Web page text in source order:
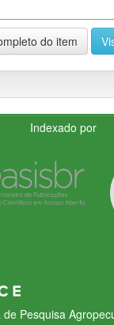
do item
Indexado por
Pesquisa